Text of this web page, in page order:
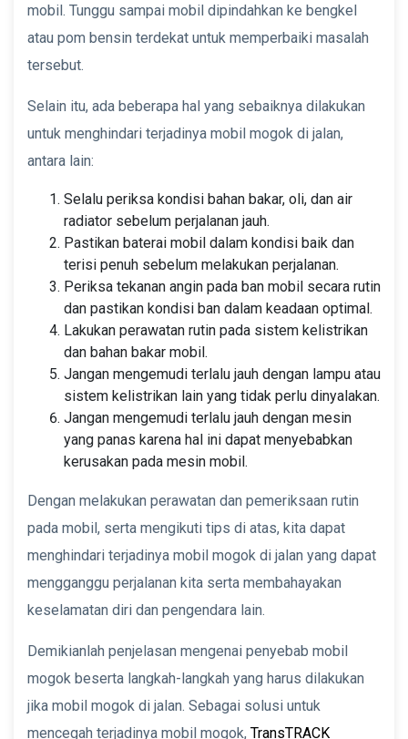
mobil. Tunggu sampai mobil dipindahkan ke bengkel
atau pom bensin terdekat untuk memperbaiki masalah
tersebut.
Selain itu, ada beberapa hal yang sebaiknya dilakukan
untuk menghindari terjadinya mobil mogok di jalan,
antara lain:
Selalu periksa kondisi bahan bakar, oli, dan air
radiator sebelum perjalanan jauh.
Pastikan baterai mobil dalam kondisi baik dan
terisi penuh sebelum melakukan perjalanan.
Periksa tekanan angin pada ban mobil secara rutin
dan pastikan kondisi ban dalam keadaan optimal.
Lakukan perawatan rutin pada sistem kelistrikan
dan bahan bakar mobil.
Jangan mengemudi terlalu jauh dengan lampu atau
sistem kelistrikan lain yang tidak perlu dinyalakan.
Jangan mengemudi terlalu jauh dengan mesin
yang panas karena hal ini dapat menyebabkan
kerusakan pada mesin mobil.
Dengan melakukan perawatan dan pemeriksaan rutin
pada mobil, serta mengikuti tips di atas, kita dapat
menghindari terjadinya mobil mogok di jalan yang dapat
mengganggu perjalanan kita serta membahayakan
keselamatan diri dan pengendara lain.
Demikianlah penjelasan mengenai penyebab mobil
mogok beserta langkah-langkah yang harus dilakukan
jika mobil mogok di jalan. Sebagai solusi untuk
mencegah terjadinya mobil mogok, TransTRACK